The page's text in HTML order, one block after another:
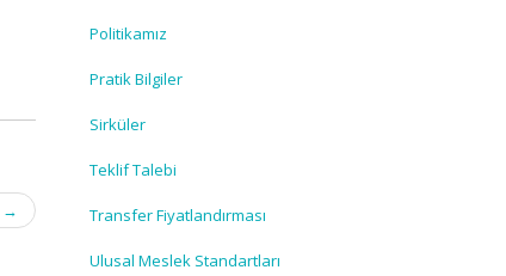
→
Politikamız
Pratik Bilgiler
Sirküler
Teklif Talebi
Transfer Fiyatlandırması
Ulusal Meslek Standartları